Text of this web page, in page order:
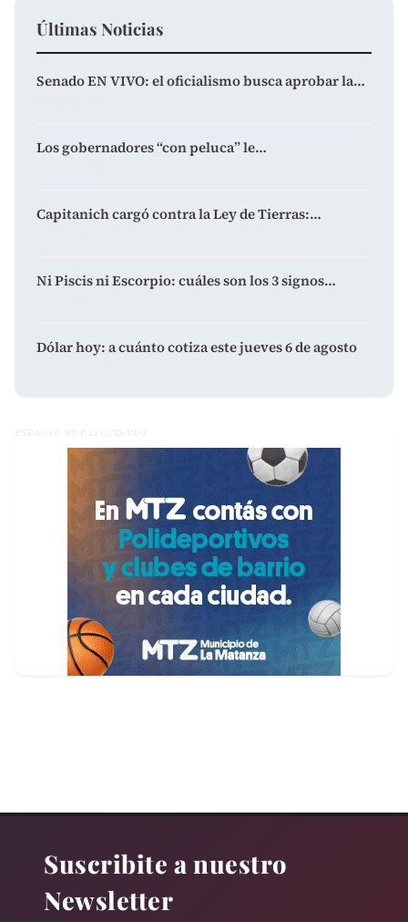
Últimas Noticias
Senado EN VIVO: el oficialismo busca aprobar la…
Los gobernadores “con peluca” le…
Capitanich cargó contra la Ley de Tierras:…
Ni Piscis ni Escorpio: cuáles son los 3 signos…
Dólar hoy: a cuánto cotiza este jueves 6 de agosto
ESPACIO PUBLICITARIO
Suscribite a nuestro
Newsletter